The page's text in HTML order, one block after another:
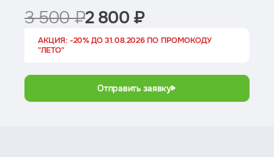
3 500 ₽2 800 ₽
АКЦИЯ: -20% ДО 31.08.2026 ПО ПРОМОКОДУ
"ЛЕТО"
Отправить заявку